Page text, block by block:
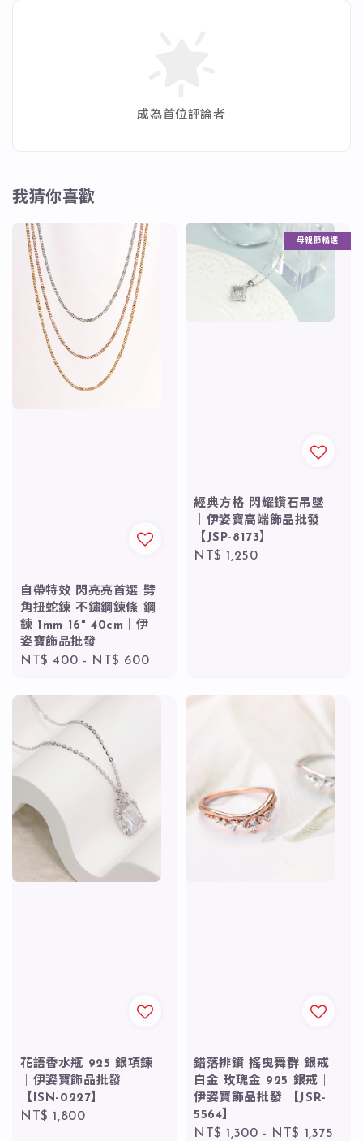
成為首位評論者
我猜你喜歡
自帶特效 閃亮亮首選 劈
角扭蛇鍊 不鏽鋼鍊條 鋼
鍊 1mm 16" 40cm｜伊
姿寶飾品批發
Regular
NT$ 400 - NT$ 600
母親節精選
經典方格 閃耀鑽石吊墜
｜伊姿寶高端飾品批發
【JSP-8173】
Regular
NT$ 1,250
花語香水瓶 925 銀項鍊
｜伊姿寶飾品批發
【ISN-0227】
Regular
NT$ 1,800
錯落排鑽 搖曳舞群 銀戒
白金 玫瑰金 925 銀戒｜
伊姿寶飾品批發 【JSR-
5564】
Regular
NT$ 1,300 - NT$ 1,375